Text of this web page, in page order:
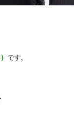
です。